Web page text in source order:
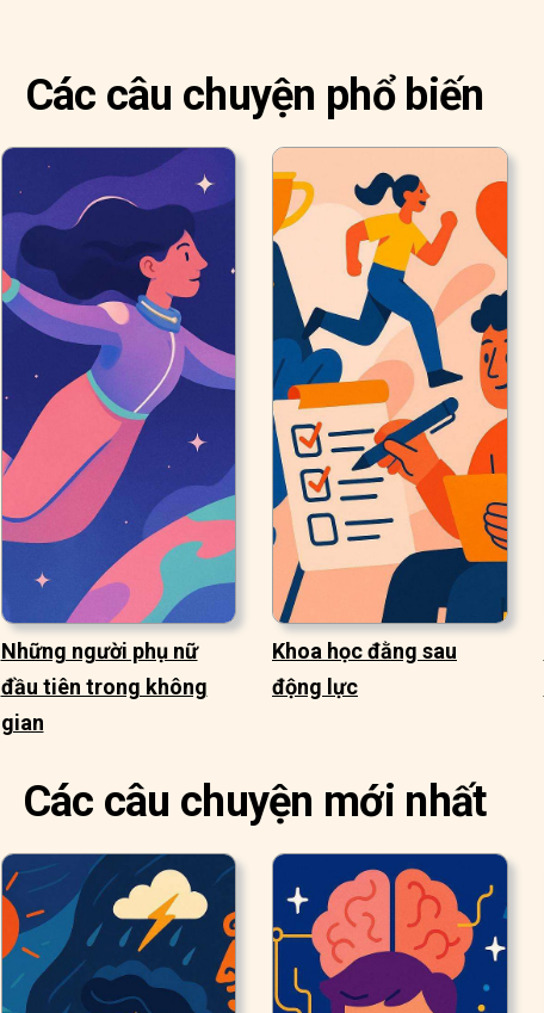
Các câu chuyện phổ biến
Những người phụ nữ
đầu tiên trong không
gian
Khoa học đằng sau
động lực
Các câu chuyện mới nhất